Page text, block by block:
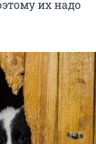
их надо